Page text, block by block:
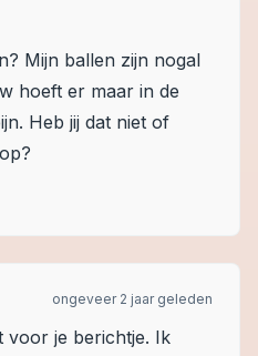
Mijn ballen zijn nogal
hoeft er maar in de
Heb jij dat niet of
ongeveer 2 jaar geleden
voor je berichtje. Ik